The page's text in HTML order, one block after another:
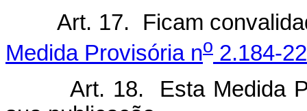
Art. 17. Ficam
Medida Provisória no 2.184-
Art. 18. Esta Medida